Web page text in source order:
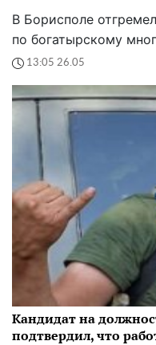
В Борисполе
по богатырскому
13:05 26.05
Кандидат на
подтвердил, что